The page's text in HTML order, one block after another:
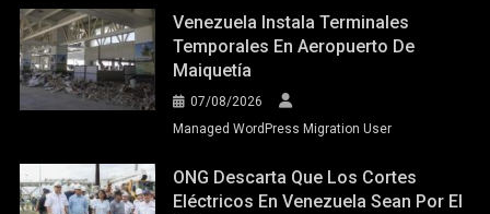
Venezuela Instala Terminales
Temporales En Aeropuerto De
Maiquetía
07/08/2026
Managed WordPress Migration User
ONG Descarta Que Los Cortes
Eléctricos En Venezuela Sean Por El